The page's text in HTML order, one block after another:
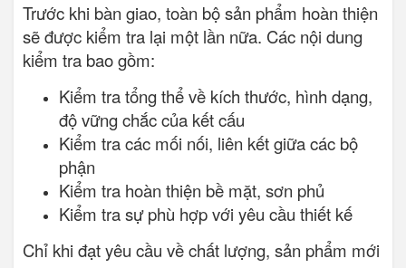
Trước khi bàn giao, toàn bộ sản phẩm hoàn thiện
sẽ được kiểm tra lại một lần nữa. Các nội dung
kiểm tra bao gồm:
Kiểm tra tổng thể về kích thước, hình dạng,
độ vững chắc của kết cấu
Kiểm tra các mối nối, liên kết giữa các bộ
phận
Kiểm tra hoàn thiện bề mặt, sơn phủ
Kiểm tra sự phù hợp với yêu cầu thiết kế
Chỉ khi đạt yêu cầu về chất lượng, sản phẩm mới